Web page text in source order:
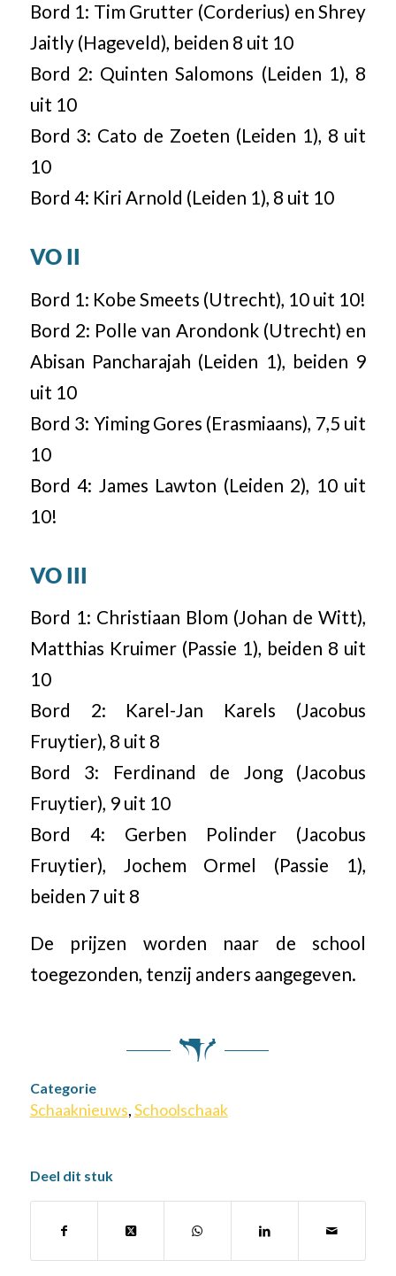
Bord 1: Tim Grutter (Corderius) en Shrey
Jaitly (Hageveld), beiden 8 uit 10
Bord 2: Quinten Salomons (Leiden 1), 8
uit 10
Bord 3: Cato de Zoeten (Leiden 1), 8 uit
10
Bord 4: Kiri Arnold (Leiden 1), 8 uit 10
VO II
Bord 1: Kobe Smeets (Utrecht), 10 uit 10!
Bord 2: Polle van Arondonk (Utrecht) en
Abisan Pancharajah (Leiden 1), beiden 9
uit 10
Bord 3: Yiming Gores (Erasmiaans), 7,5 uit
10
Bord 4: James Lawton (Leiden 2), 10 uit
10!
VO III
Bord 1: Christiaan Blom (Johan de Witt),
Matthias Kruimer (Passie 1), beiden 8 uit
10
Bord 2: Karel-Jan Karels (Jacobus
Fruytier), 8 uit 8
Bord 3: Ferdinand de Jong (Jacobus
Fruytier), 9 uit 10
Bord 4: Gerben Polinder (Jacobus
Fruytier), Jochem Ormel (Passie 1),
beiden 7 uit 8
De prijzen worden naar de school
toegezonden, tenzij anders aangegeven.
Categorie
Schaaknieuws,Schoolschaak
Deel dit stuk